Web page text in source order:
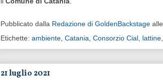
Pubblicato dalla Redazione di GoldenBackstage alle
Etichette: ambiente, Catania, Consorzio Cial, lattine,
21 luglio 2021